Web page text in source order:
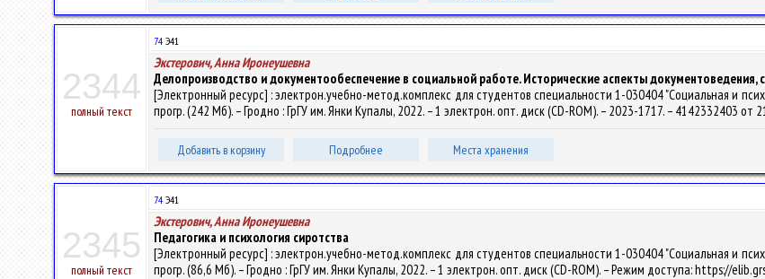
2344
полный текст
74 Э41
Экстерович, Анна Иронеушевна
Делопроизводство и документообеспечение в социальной работе. Исторические аспекты документоведения,
[Электронный ресурс] : электрон.учебно-метод.комплекс для студентов специальности 1-030404 "Социальная и
прогр. (242 Мб). – Гродно : ГрГУ им. Янки Купалы, 2022. – 1 электрон. опт. диск (CD-ROM). – 2023-1717. – 4142332403 от
Добавить в корзину Подробнее Места хранения
2345
полный текст
74 Э41
Экстерович, Анна Иронеушевна
Педагогика и психология сиротства
[Электронный ресурс] : электрон.учебно-метод.комплекс для студентов специальности 1-030404 "Социальная и
прогр. (86,6 Мб). – Гродно : ГрГУ им. Янки Купалы, 2022. – 1 электрон. опт. диск (CD-ROM). – Режим доступа: https://